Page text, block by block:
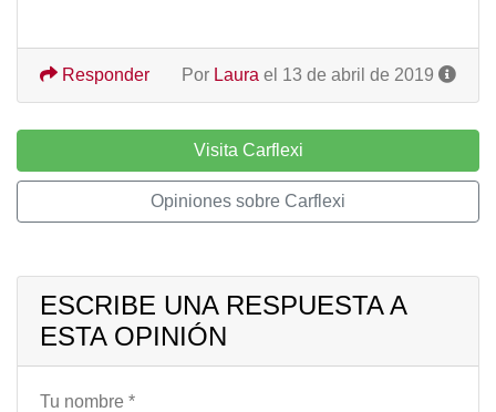
Por Laura el 13 de abril de 2019
Responder
Visita Carflexi
Opiniones sobre Carflexi
ESCRIBE UNA RESPUESTA A
ESTA OPINIÓN
Tu nombre *